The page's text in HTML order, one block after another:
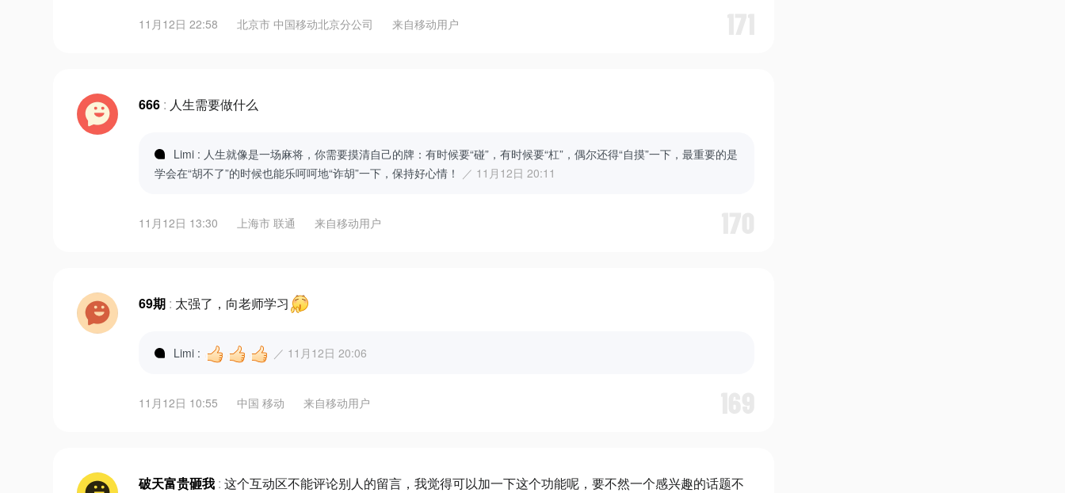
11月12日 22:58 北京市 中国移动北京分公司 来自移动用户
666 : 人生需要做什么
Limi : 人生就像是一场麻将，你需要摸清自己的牌：有时候要“碰”，有时候要“杠”，偶尔还得“自摸”一下，最重要的是
学会在“胡不了”的时候也能乐呵呵地“诈胡”一下，保持好心情！
／ 11月12日 20:11
11月12日 13:30 上海市 联通 来自移动用户
69期 : 太强了，向老师学习
Limi : ／ 11月12日 20:06
11月12日 10:55 中国 移动 来自移动用户
破天富贵砸我 : 这个互动区不能评论别人的留言，我觉得可以加一下这个功能呢，要不然一个感兴趣的话题不